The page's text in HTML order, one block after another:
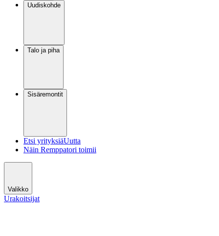
Uudiskohde
Talo ja piha
Sisäremontit
Etsi yrityksiäUutta
Näin Remppatori toimii
Valikko
Urakoitsijat